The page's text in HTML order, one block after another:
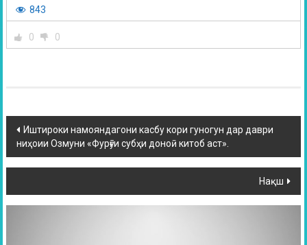
843
0 0
Иштироки намояндагони касбу кори гуногун дар даври
ниҳоии Озмуни «Фурӯғи субҳи доноӣ китоб аст».
Нақш